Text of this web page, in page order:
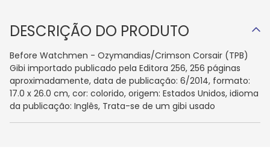
DESCRIÇÃO DO PRODUTO
Before Watchmen - Ozymandias/Crimson Corsair (TPB)
Gibi importado publicado pela Editora 256, 256 páginas
aproximadamente, data de publicação: 6/2014, formato:
17.0 x 26.0 cm, cor: colorido, origem: Estados Unidos, idioma
da publicação: Inglês, Trata-se de um gibi usado